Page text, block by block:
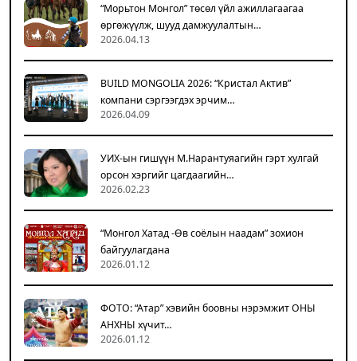
“Морьтон Монгол” төсөл үйл ажиллагаагаа
өргөжүүлж, шууд дамжуулалтын…
2026.04.13
BUILD MONGOLIA 2026: “Кристал Актив”
компани сэргээгдэх эрчим…
2026.04.09
УИХ-ын гишүүн М.Нарантуяагийн гэрт хулгай
орсон хэргийг цагдаагийн…
2026.02.23
“Монгол Хатад -Өв соёлын наадам” зохион
байгуулагдана
2026.01.12
ФОТО: “Атар” хэвийн боовны нэрэмжит ОНЫ
АНХНЫ хүчит…
2026.01.12